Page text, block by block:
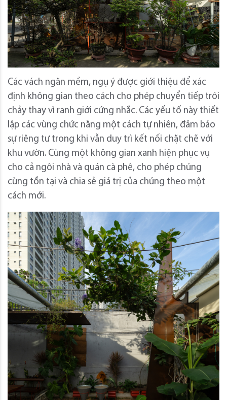
Các vách ngăn mềm, ngụ ý được giới thiệu để xác
định không gian theo cách cho phép chuyển tiếp trôi
chảy thay vì ranh giới cứng nhắc. Các yếu tố này thiết
lập các vùng chức năng một cách tự nhiên, đảm bảo
sự riêng tư trong khi vẫn duy trì kết nối chặt chẽ với
khu vườn. Cùng một không gian xanh hiện phục vụ
cho cả ngôi nhà và quán cà phê, cho phép chúng
cùng tồn tại và chia sẻ giá trị của chúng theo một
cách mới.